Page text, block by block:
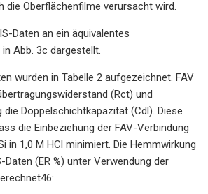
die Oberflächenfilme verursacht wird.
Daten an ein äquivalentes
Abb. 3c dargestellt.
wurden in Tabelle 2 aufgezeichnet. FAV
(Rct) und
Doppelschichtkapazität (Cdl). Diese
die Einbeziehung der FAV-Verbindung
in 1,0 M HCl minimiert. Die Hemmwirkung
Daten (ER %) unter Verwendung der